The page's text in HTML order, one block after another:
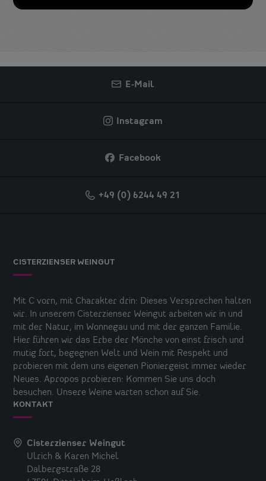
E-Mail
Instagram
Facebook
+49 (0) 6244 49 21
CISTERZIENSER WEINGUT
Mit C vorn, mit Charakter drin: Dieses Versprechen halten
wir. In unserem Cisterzienser Weingut arbeiten wir in und
mit der Natur, im Wonnegau und mit der ganzen Familie.
Hier führen wir das Erbe der Mönche von einst frisch und
mutig fort, begegnen Welt und Wein mit Respekt und
probieren mit dem uns eigenen Pioniergeist immer wieder
Neues. Apropos probieren: Kommen Sie uns doch
besuchen. Unsere Weine warten schon auf Sie.
KONTAKT
Cisterzienser Weingut
Ulrich & Karen Michel
Dalbergstraße 28